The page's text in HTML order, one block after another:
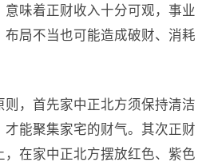
味着正财收入十分可观，事业
局不当也可能造成破财、消耗
则，首先家中正北方须保持清洁
才能聚集家宅的财气。其次正财
，在家中正北方摆放红色、紫色